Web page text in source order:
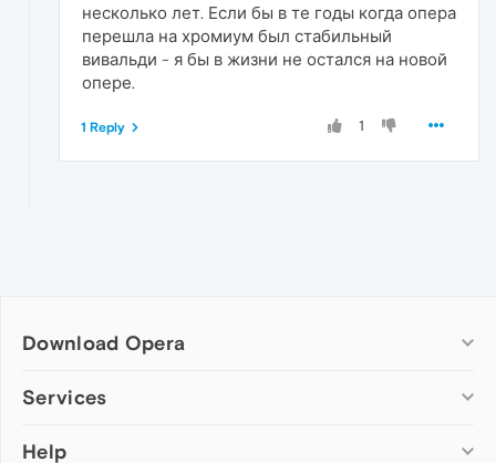
несколько лет. Если бы в те годы когда опера
перешла на хромиум был стабильный
вивальди - я бы в жизни не остался на новой
опере.
1
1 Reply
Download Opera
Computer browsers
Opera for Mac
Services
Add-ons
Help